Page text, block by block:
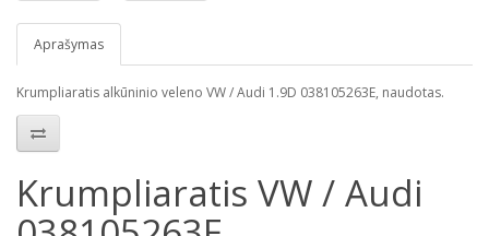
Aprašymas
Krumpliaratis alkūninio veleno VW / Audi 1.9D 038105263E, naudotas.
Krumpliaratis VW / Audi